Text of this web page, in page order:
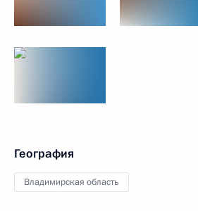
География
Владимирская область